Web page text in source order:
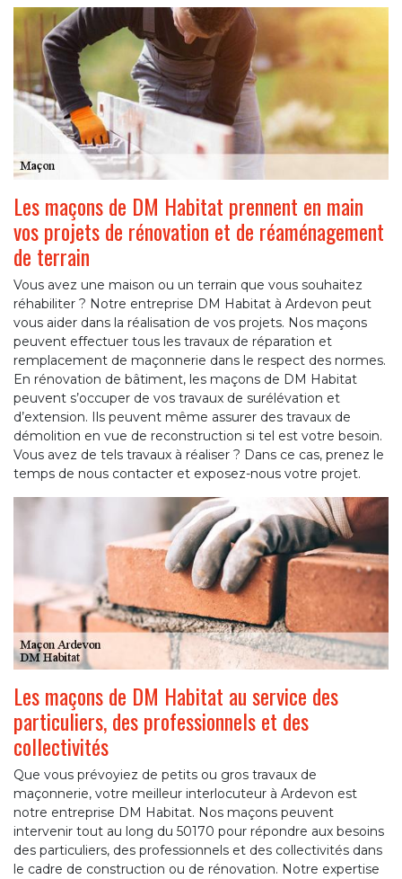
Les maçons de DM Habitat prennent en main
vos projets de rénovation et de réaménagement
de terrain
Vous avez une maison ou un terrain que vous souhaitez
réhabiliter ? Notre entreprise DM Habitat à Ardevon peut
vous aider dans la réalisation de vos projets. Nos maçons
peuvent effectuer tous les travaux de réparation et
remplacement de maçonnerie dans le respect des normes.
En rénovation de bâtiment, les maçons de DM Habitat
peuvent s’occuper de vos travaux de surélévation et
d’extension. Ils peuvent même assurer des travaux de
démolition en vue de reconstruction si tel est votre besoin.
Vous avez de tels travaux à réaliser ? Dans ce cas, prenez le
temps de nous contacter et exposez-nous votre projet.
Les maçons de DM Habitat au service des
particuliers, des professionnels et des
collectivités
Que vous prévoyiez de petits ou gros travaux de
maçonnerie, votre meilleur interlocuteur à Ardevon est
notre entreprise DM Habitat. Nos maçons peuvent
intervenir tout au long du 50170 pour répondre aux besoins
des particuliers, des professionnels et des collectivités dans
le cadre de construction ou de rénovation. Notre expertise